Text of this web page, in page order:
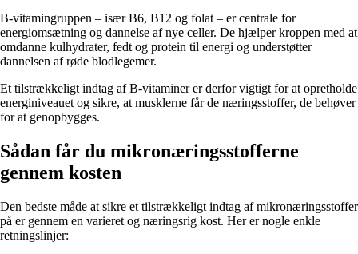
B-vitamingruppen – især B6, B12 og folat – er centrale for
energiomsætning og dannelse af nye celler. De hjælper kroppen med at
omdanne kulhydrater, fedt og protein til energi og understøtter
dannelsen af røde blodlegemer.
Et tilstrækkeligt indtag af B-vitaminer er derfor vigtigt for at opretholde
energiniveauet og sikre, at musklerne får de næringsstoffer, de behøver
for at genopbygges.
Sådan får du mikronæringsstofferne
gennem kosten
Den bedste måde at sikre et tilstrækkeligt indtag af mikronæringsstoffer
på er gennem en varieret og næringsrig kost. Her er nogle enkle
retningslinjer: